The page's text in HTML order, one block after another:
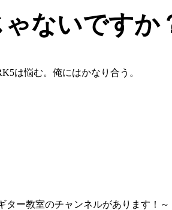
ないですか
は悩む。俺にはかなり合う。
ター教室のチャンネルがあります！～